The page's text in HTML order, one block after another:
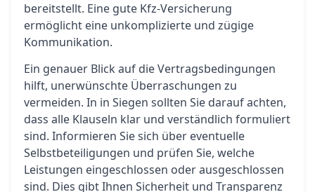
bereitstellt. Eine gute Kfz-Versicherung
ermöglicht eine unkomplizierte und zügige
Kommunikation.
Ein genauer Blick auf die Vertragsbedingungen
hilft, unerwünschte Überraschungen zu
vermeiden. In in Siegen sollten Sie darauf achten,
dass alle Klauseln klar und verständlich formuliert
sind. Informieren Sie sich über eventuelle
Selbstbeteiligungen und prüfen Sie, welche
Leistungen eingeschlossen oder ausgeschlossen
sind. Dies gibt Ihnen Sicherheit und Transparenz